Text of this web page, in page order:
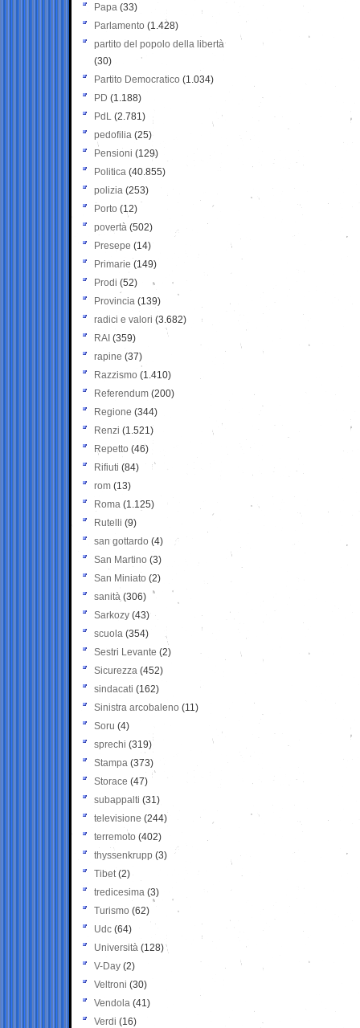
Papa (33)
Parlamento (1.428)
partito del popolo della libertà
(30)
Partito Democratico (1.034)
PD (1.188)
PdL (2.781)
pedofilia (25)
Pensioni (129)
Politica (40.855)
polizia (253)
Porto (12)
povertà (502)
Presepe (14)
Primarie (149)
Prodi (52)
Provincia (139)
radici e valori (3.682)
RAI (359)
rapine (37)
Razzismo (1.410)
Referendum (200)
Regione (344)
Renzi (1.521)
Repetto (46)
Rifiuti (84)
rom (13)
Roma (1.125)
Rutelli (9)
san gottardo (4)
San Martino (3)
San Miniato (2)
sanità (306)
Sarkozy (43)
scuola (354)
Sestri Levante (2)
Sicurezza (452)
sindacati (162)
Sinistra arcobaleno (11)
Soru (4)
sprechi (319)
Stampa (373)
Storace (47)
subappalti (31)
televisione(244)
terremoto (402)
thyssenkrupp (3)
Tibet(2)
tredicesima (3)
Turismo (62)
Udc (64)
Università (128)
V-Day (2)
Veltroni (30)
Vendola (41)
Verdi (16)